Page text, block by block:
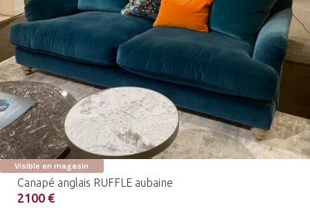
Visible en magasin
Canapé anglais RUFFLE aubaine
2100 €